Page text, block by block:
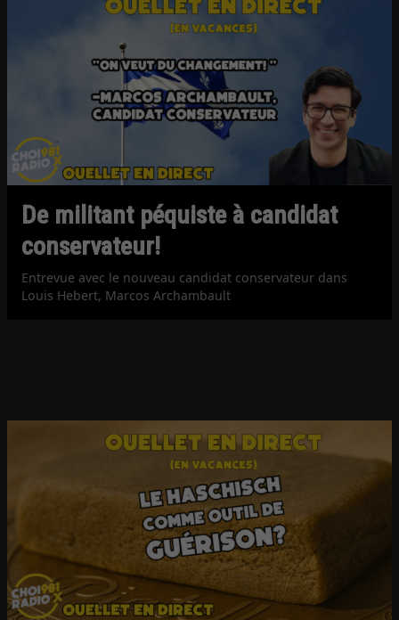
De militant péquiste à candidat
conservateur!
Entrevue avec le nouveau candidat conservateur dans
Louis Hebert, Marcos Archambault